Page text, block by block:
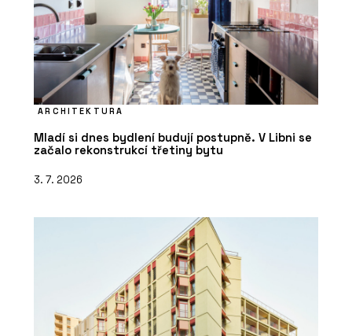
ARCHITEKTURA
Mladí si dnes bydlení budují postupně. V Libni se
začalo rekonstrukcí třetiny bytu
3. 7. 2026